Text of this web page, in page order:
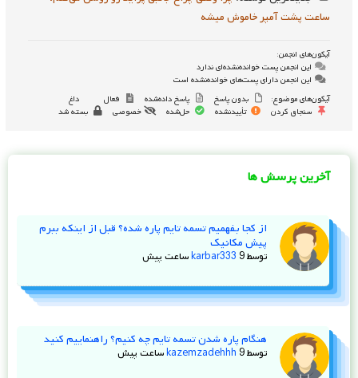
ساعت پشت آمپر خاموش میشه
آیکون‌های انجمن:
این انجمن پست خوانده‌نشده‌ای ندارد
این انجمن دارای پست‌های خوانده‌نشده است
آیکون‌های موضوع:
بدون پاسخ پاسخ داده‌شده فعال
داغ
سنجاق کردن
تأییدنشده حل‌شده خصوصی بسته شد
آخرین پرسش ها
از کجا بفهمیم تسمه تایم پاره شده؟ قبل از اینکه ببرم
پیش مکانیک
توسط karbar333 9 ساعت پیش
هنگام پاره شدن تسمه تایم چه کنیم؟ راهنماییم کنید
توسط kazemzadehhh 9 ساعت پیش